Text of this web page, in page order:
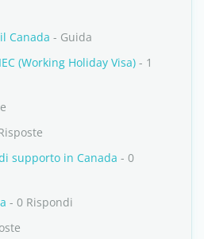
Canada - Guida
(Working Holiday Visa) - 1
supporto in Canada - 0
- 0 Rispondi